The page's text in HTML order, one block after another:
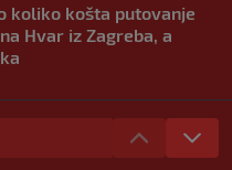
koliko košta putovanje
Hvar iz Zagreba, a
more, a zaboravila
Kakva su prava
mjesta prebivališta?